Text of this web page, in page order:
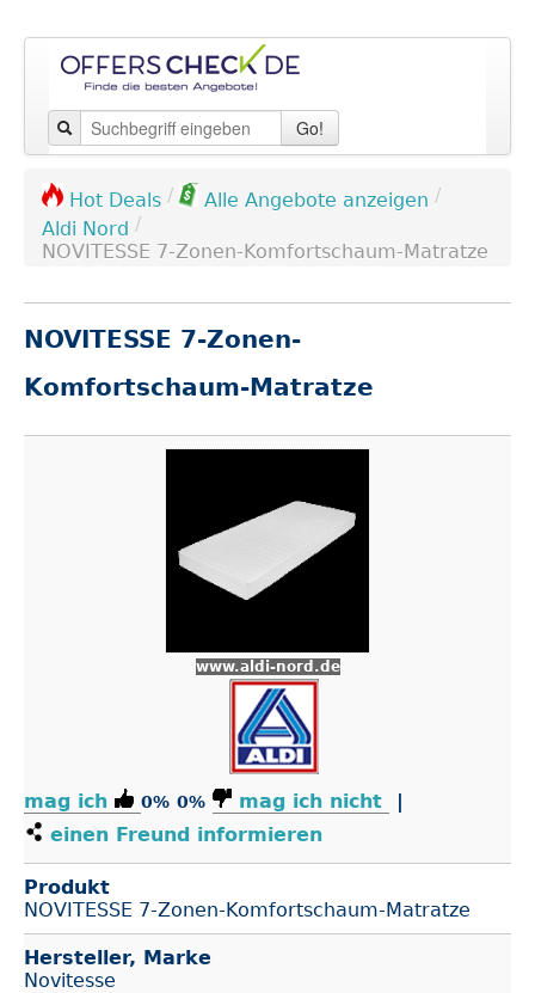
Go!
Hot Deals / Alle Angebote anzeigen /
Aldi Nord /
NOVITESSE 7-Zonen-Komfortschaum-Matratze
NOVITESSE 7-Zonen-
Komfortschaum-Matratze
www.aldi-nord.de
mag ich 0% 0% mag ich nicht
|
einen Freund informieren
Produkt
NOVITESSE 7-Zonen-Komfortschaum-Matratze
Hersteller, Marke
Novitesse